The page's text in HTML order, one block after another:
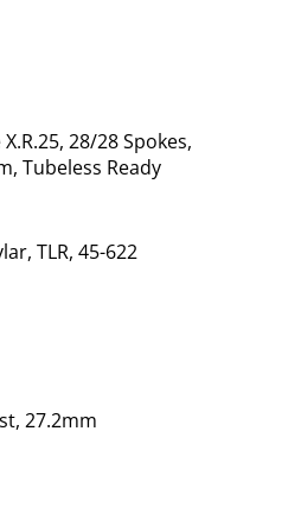
28/28 Spokes,
Tubeless Ready
TLR, 45-622
27.2mm